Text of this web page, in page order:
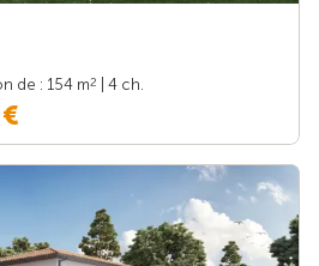
de : 154 m2
| 4 ch.